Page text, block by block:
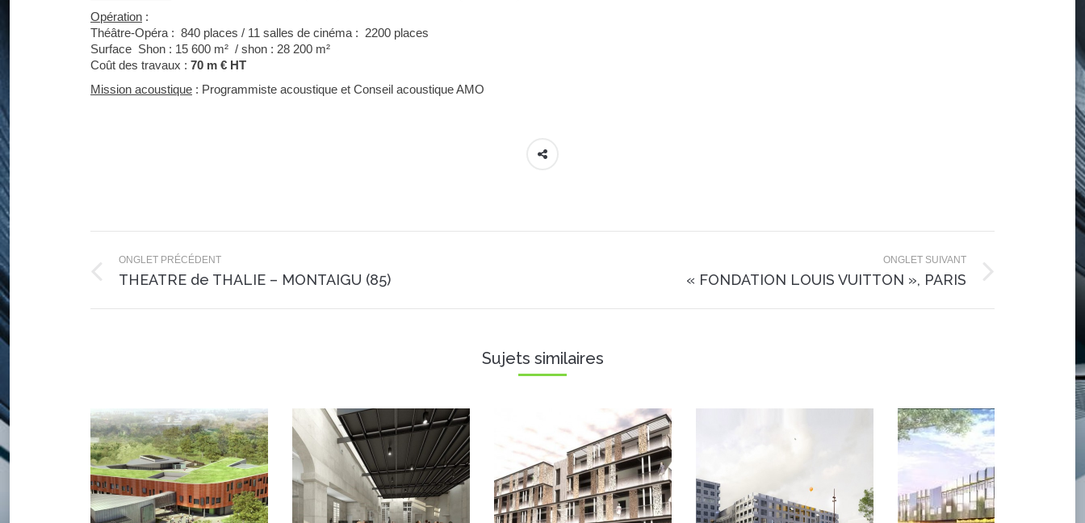
Opération :
Théâtre-Opéra : 840 places / 11 salles de cinéma : 2200 places
Surface Shon : 15 600 m² / shon : 28 200 m²
Coût des travaux : 70 m € HT
Mission acoustique : Programmiste acoustique et Conseil acoustique AMO
de
commentaire
ONGLET PRÉCÉDENT
Onglet
THEATRE de THALIE – MONTAIGU (85)
ONGLET SUIVANT
« FONDATION LOUIS VUITTON », PARIS
Sujets similaires